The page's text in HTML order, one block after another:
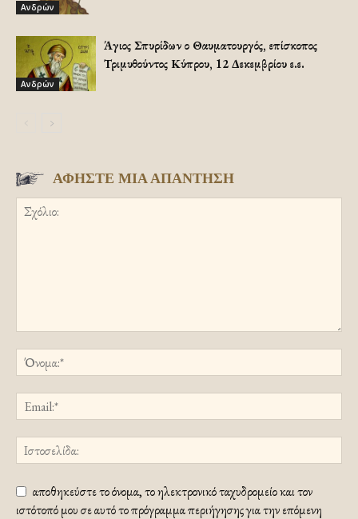
Ανδρών
Ανδρών
Άγιος Σπυρίδων ο Θαυματουργός, επίσκοπος
Τριμυθούντος Κύπρου, 12 Δεκεμβρίου ε.ε.
ΑΦΗΣΤΕ ΜΙΑ ΑΠΑΝΤΗΣΗ
αποθηκεύστε το όνομα, το ηλεκτρονικό ταχυδρομείο και τον
ιστότοπό μου σε αυτό το πρόγραμμα περιήγησης για την επόμενη